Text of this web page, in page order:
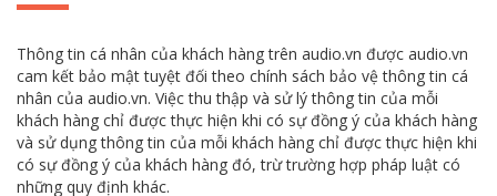
Thông tin cá nhân của khách hàng trên audio.vn được audio.vn
cam kết bảo mật tuyệt đối theo chính sách bảo vệ thông tin cá
nhân của audio.vn. Việc thu thập và sử lý thông tin của mỗi
khách hàng chỉ được thực hiện khi có sự đồng ý của khách hàng
và sử dụng thông tin của mỗi khách hàng chỉ được thực hiện khi
có sự đồng ý của khách hàng đó, trừ trường hợp pháp luật có
những quy định khác.